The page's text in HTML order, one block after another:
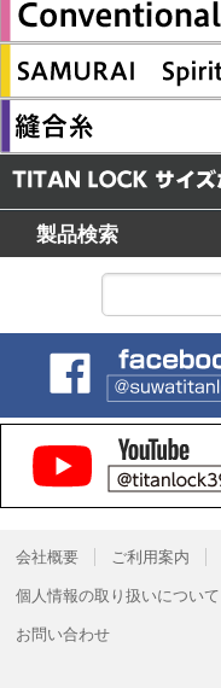
製品検索
会社概要 ご利用案内
個人情報の取り扱いについて
お問い合わせ